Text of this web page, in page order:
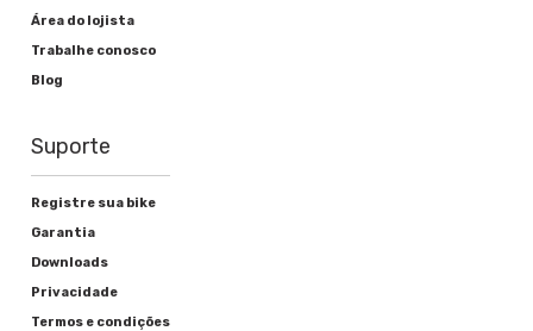
Área do lojista
Trabalhe conosco
Blog
Suporte
Registre sua bike
Garantia
Downloads
Privacidade
Termos e condições